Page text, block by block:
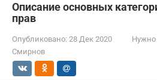
Описание основных
прав
Опубликовано: 28 Дек 2020 Нужно
Смирнов